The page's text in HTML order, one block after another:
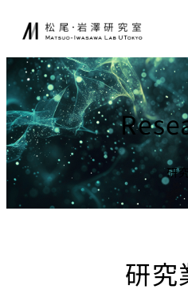
を
キ
ッ
プ
研究室について
ニュース
研究
JA EN
研究
研究